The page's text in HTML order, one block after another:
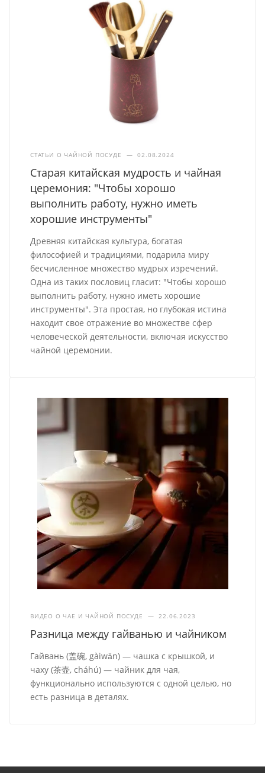
СТАТЬИ О ЧАЙНОЙ ПОСУДЕ — 02.08.2024
Старая китайская мудрость и чайная
церемония: "Чтобы хорошо
выполнить работу, нужно иметь
хорошие инструменты"
Древняя китайская культура, богатая
философией и традициями, подарила миру
бесчисленное множество мудрых изречений.
Одна из таких пословиц гласит: "Чтобы хорошо
выполнить работу, нужно иметь хорошие
инструменты". Эта простая, но глубокая истина
находит свое отражение во множестве сфер
человеческой деятельности, включая искусство
чайной церемонии.
ВИДЕО О ЧАЕ И ЧАЙНОЙ ПОСУДЕ — 22.06.2023
Разница между гайванью и чайником
Гайвань (盖碗, gàiwǎn) — чашка с крышкой, и
чаху (茶壶, cháhú) — чайник для чая,
функционально используются с одной целью, но
есть разница в деталях.